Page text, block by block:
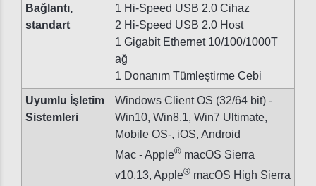
Bağlantı,
standart
1 Hi-Speed USB 2.0 Cihaz
2 Hi-Speed USB 2.0 Host
1 Gigabit Ethernet 10/100/1000T
ağ
1 Donanım Tümleştirme Cebi
Uyumlu İşletim
Sistemleri
Windows Client OS (32/64 bit) -
Win10, Win8.1, Win7 Ultimate,
Mobile OS-, iOS, Android
Mac - Apple® macOS Sierra
v10.13, Apple® macOS High Sierra